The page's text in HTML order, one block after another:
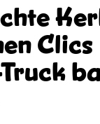
Clics